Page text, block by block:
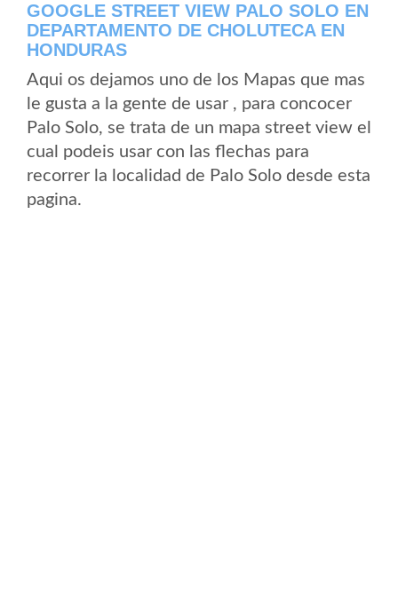
GOOGLE STREET VIEW PALO SOLO EN
DEPARTAMENTO DE CHOLUTECA EN
HONDURAS
Aqui os dejamos uno de los Mapas que mas
le gusta a la gente de usar , para concocer
Palo Solo, se trata de un mapa street view el
cual podeis usar con las flechas para
recorrer la localidad de Palo Solo desde esta
pagina.